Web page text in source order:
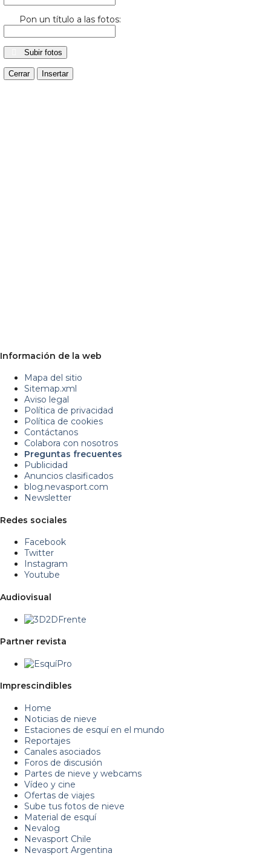
Pon un título a las fotos:
Subir fotos
Cerrar Insertar
Información de la web
Mapa del sitio
Sitemap.xml
Aviso legal
Política de privacidad
Política de cookies
Contáctanos
Colabora con nosotros
Preguntas frecuentes
Publicidad
Anuncios clasificados
blog.nevasport.com
Newsletter
Redes sociales
Facebook
Twitter
Instagram
Youtube
Audiovisual
Partner revista
Imprescindibles
Home
Noticias de nieve
Estaciones de esquí en el mundo
Reportajes
Canales asociados
Foros de discusión
Partes de nieve y webcams
Vídeo y cine
Ofertas de viajes
Sube tus fotos de nieve
Material de esquí
Nevalog
Nevasport Chile
Nevasport Argentina